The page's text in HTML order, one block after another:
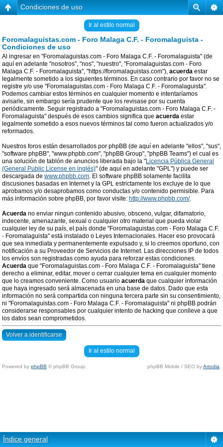
Condiciones de uso
Ir al estilo normal
Foromalaguistas.com - Foro Malaga C.F. - Foromalaguista -
Condiciones de uso
Al ingresar en "Foromalaguistas.com - Foro Malaga C.F. - Foromalaguista" (de
aquí en adelante "nosotros", "nos", "nuestro", "Foromalaguistas.com - Foro
Malaga C.F. - Foromalaguista", "https://foromalaguistas.com"), acuerda estar
legalmente sometido a los siguientes términos. En caso contrario por favor no se
registre y/o use "Foromalaguistas.com - Foro Malaga C.F. - Foromalaguista".
Podemos cambiar estos términos en cualquier momento e intentaríamos
avisarle, sin embargo sería prudente que los revisase por su cuenta
periódicamente. Seguir registrado a "Foromalaguistas.com - Foro Malaga C.F. -
Foromalaguista" después de esos cambios significa que acuerda estar
legalmente sometido a esos nuevos términos tal como fueron actualizados y/o
reformados.
Nuestros foros están desarrollados por phpBB (de aquí en adelante "ellos", "sus",
"software phpBB", "www.phpbb.com", "phpBB Group", "phpBB Teams") el cual es
una solución de tablón de anuncios liberada bajo la "Licencia Pública General
(General Public License en inglés)" (de aquí en adelante "GPL") y puede ser
descargada de www.phpbb.com. El software phpBB solamente facilita
discusiones basadas en Internet y la GPL estrictamente los excluye de lo que
aprobamos y/o desaprobamos como conductas y/o contenido permisible. Para
más información sobre phpBB, por favor visite: http://www.phpbb.com/.
Acuerda no enviar ningun contenido abusivo, obsceno, vulgar, difamatorio,
indecente, amenazante, sexual o cualquier otro material que pueda violar
cualquier ley de su país, el país donde "Foromalaguistas.com - Foro Malaga C.F.
- Foromalaguista" está instalado o Leyes Internacionales. Hacer eso provocará
que sea inmediata y permanentemente expulsado y, si lo creemos oportuno, con
notificación a su Proveedor de Servicios de Internet. Las direcciones IP de todos
los envíos son registradas como ayuda para reforzar estas condiciones.
Acuerda que "Foromalaguistas.com - Foro Malaga C.F. - Foromalaguista" tiene
derecho a eliminar, editar, mover o cerrar cualquier tema en cualquier momento
que lo creamos conveniente. Como usuario acuerda que cualquier información
que haya ingresado será almacenada en una base de datos. Dado que esta
información no será compartida con ninguna tercera parte sin su consentimiento,
ni "Foromalaguistas.com - Foro Malaga C.F. - Foromalaguista" ni phpBB podrán
considerarse responsables por cualquier intento de hacking que conlleve a que
los datos sean comprometidos.
Volver a identificarse
Ir al estilo normal
Powered by phpBB © phpBB Group. phpBB Mobile / SEO byArtodia
Índice general